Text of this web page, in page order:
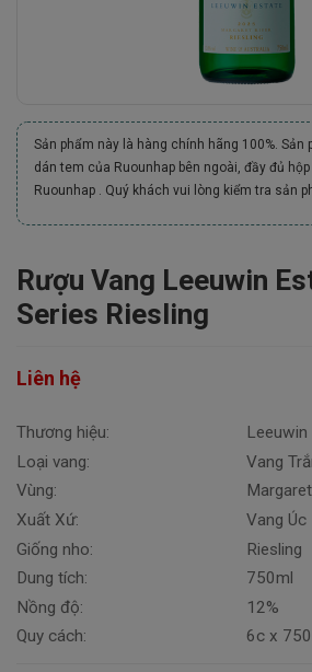
Sản phẩm này là hàng chính hãng 100%. Sản
dán tem của Ruounhap bên ngoài, đầy đủ
Ruounhap . Quý khách vui lòng kiểm tra sản
Rượu Vang Leeuwin
Series Riesling
Liên hệ
Thương hiệu:
Loại vang:
Vùng:
Xuất Xứ:
Giống nho:
Dung tích:
Nồng độ:
Quy cách:
Vang
Vang Úc
Riesling
750ml
12%
6c x